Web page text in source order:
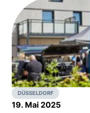
DÜSSELDORF
19. Mai 2025